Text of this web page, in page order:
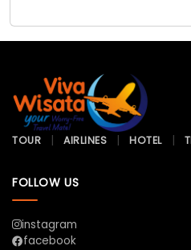
TOUR AIRLINES HOTEL
FOLLOW US
instagram
facebook